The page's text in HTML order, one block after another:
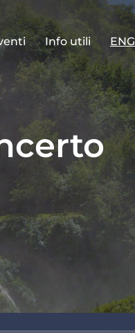
Info utili ENG